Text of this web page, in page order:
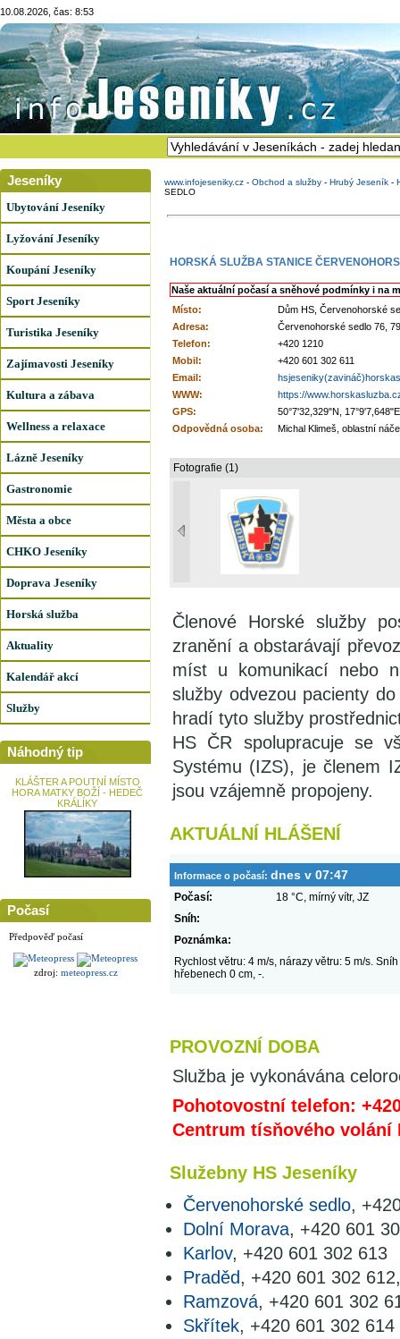
10.08.2026, čas: 8:53
Jeseníky
Ubytování Jeseníky
Lyžování Jeseníky
Koupání Jeseníky
Sport Jeseníky
Turistika Jeseníky
Zajímavosti Jeseníky
Kultura a zábava
Wellness a relaxace
Lázně Jeseníky
Gastronomie
Města a obce
CHKO Jeseníky
Doprava Jeseníky
Horská služba
Aktuality
Kalendář akcí
Služby
Náhodný tip
KLÁŠTER A POUTNÍ MÍSTO
HORA MATKY BOŽÍ - HEDEČ
KRÁLÍKY
Počasí
Předpověď počasí
zdroj: meteopress.cz
www.infojeseniky.cz - Obchod a služby - Hrubý Jeseník -
SEDLO
HORSKÁ SLUŽBA STANICE
Naše aktuální počasí a sněhové podmínky i na
Místo:
Dům HS, Červenohorské
Adresa:
Červenohorské sedlo 76,
Telefon:
+420 1210
Mobil:
+420 601 302 611
Email:
WWW:
https://
GPS:
50°7'32,329"N, 17°9'7,648"E
Odpovědná osoba:
Michal Klimeš, oblastní
Fotografie (1)
Členové Horské služby
zranění a obstarávají
míst u komunikací nebo
služby odvezou pacienty
hradí tyto služby
HS ČR spolupracuje se
Systému (IZS), je členem
jsou vzájemně propojeny.
AKTUÁLNÍ HLÁŠENÍ
Informace o počasí: dnes v 07:47
Počasí:
18 °C, mírný vítr, JZ
Sníh:
Poznámka:
Rychlost větru: 4 m/s, nárazy větru: 5 m/s.
hřebenech 0 cm, -.
PROVOZNÍ DOBA
Služba je vykonávána
Pohotovostní telefon:
Centrum tísňového volání
Služebny HS Jeseníky
Červenohorské sedlo,
Dolní Morava, +420 601
Karlov, +420 601 302 613
Praděd, +420 601 302
Ramzová, +420 601 302
Skřítek, +420 601 302 614